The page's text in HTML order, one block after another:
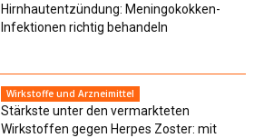
Hirnhautentzündung: Meningokokken-
Infektionen richtig behandeln
Wirkstoffe und Arzneimittel
Stärkste unter den vermarkteten
Wirkstoffen gegen Herpes Zoster: mit